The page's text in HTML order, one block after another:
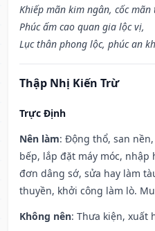
Khiếp mãn kim ngân, cốc mãn
Phúc ấm cao quan gia lộc vị,
Lục thân phong lộc, phúc an
Thập Nhị Kiến Trừ
Trực Định
Nên làm: Động thổ, san
bếp, lắp đặt máy móc, nhập
đơn dâng sớ, sửa hay làm
thuyền, khởi công làm lò.
Không nên: Thưa kiện, xuất